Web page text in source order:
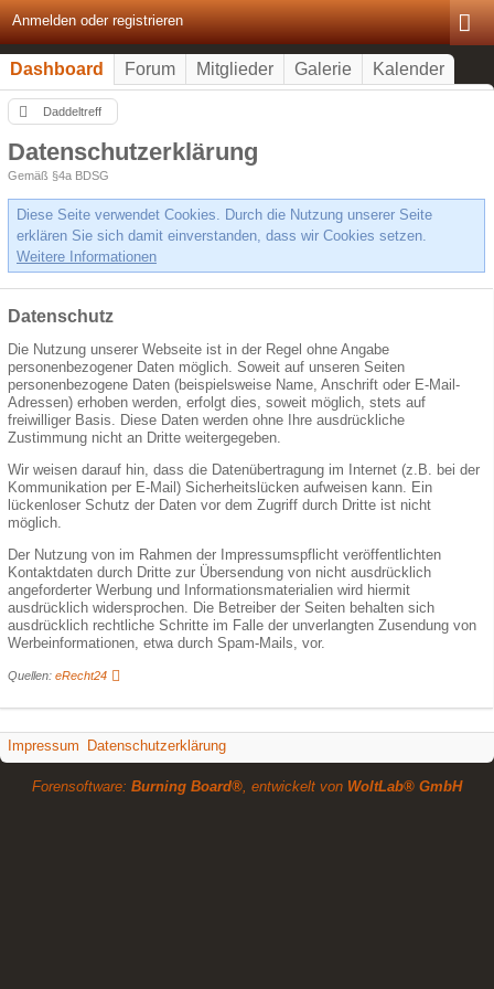
Anmelden oder registrieren
Dashboard Forum Mitglieder Galerie Kalender
Daddeltreff
Datenschutzerklärung
Gemäß §4a BDSG
Diese Seite verwendet Cookies. Durch die Nutzung unserer Seite
erklären Sie sich damit einverstanden, dass wir Cookies setzen.
Weitere Informationen
Datenschutz
Die Nutzung unserer Webseite ist in der Regel ohne Angabe
personenbezogener Daten möglich. Soweit auf unseren Seiten
personenbezogene Daten (beispielsweise Name, Anschrift oder E-Mail-
Adressen) erhoben werden, erfolgt dies, soweit möglich, stets auf
freiwilliger Basis. Diese Daten werden ohne Ihre ausdrückliche
Zustimmung nicht an Dritte weitergegeben.
Wir weisen darauf hin, dass die Datenübertragung im Internet (z.B. bei der
Kommunikation per E-Mail) Sicherheitslücken aufweisen kann. Ein
lückenloser Schutz der Daten vor dem Zugriff durch Dritte ist nicht
möglich.
Der Nutzung von im Rahmen der Impressumspflicht veröffentlichten
Kontaktdaten durch Dritte zur Übersendung von nicht ausdrücklich
angeforderter Werbung und Informationsmaterialien wird hiermit
ausdrücklich widersprochen. Die Betreiber der Seiten behalten sich
ausdrücklich rechtliche Schritte im Falle der unverlangten Zusendung von
Werbeinformationen, etwa durch Spam-Mails, vor.
Quellen: eRecht24
Impressum Datenschutzerklärung
Forensoftware: Burning Board®, entwickelt von WoltLab® GmbH